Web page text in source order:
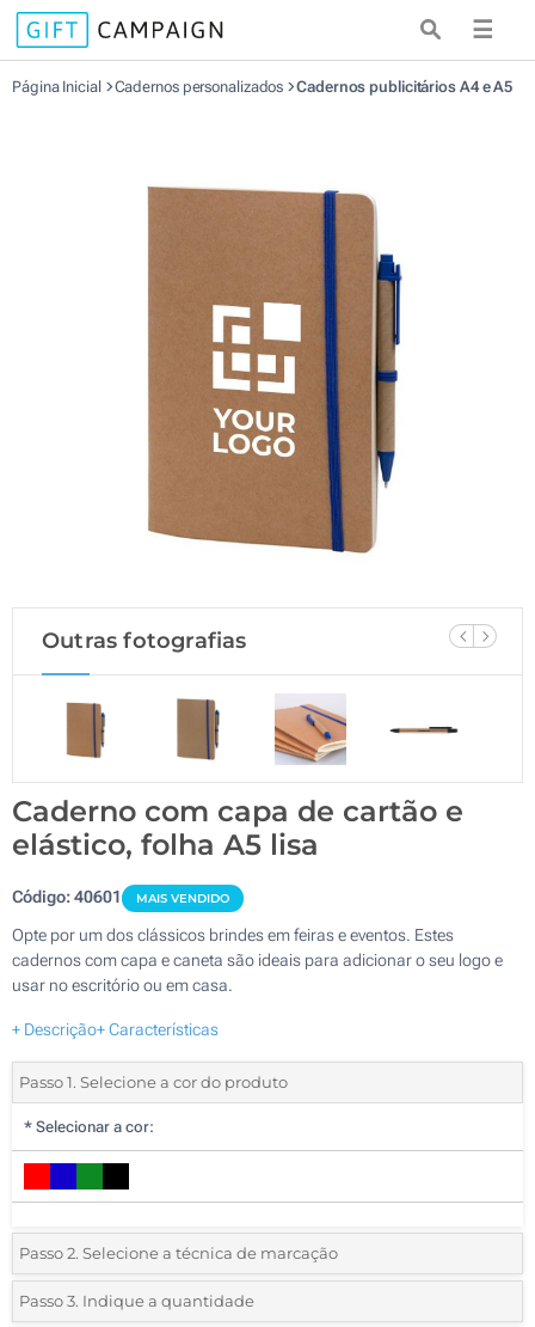
☰
Página Inicial Cadernos personalizados Cadernos publicitários A4 e A5
Outras fotografias
Caderno com capa de cartão e
elástico, folha A5 lisa
Código:40601 MAIS VENDIDO
Opte por um dos clássicos brindes em feiras e eventos. Estes
cadernos com capa e caneta são ideais para adicionar o seu logo e
usar no escritório ou em casa.
+ Descrição+ Características
Passo 1. Selecione a cor do produto
* Selecionar a cor:
Passo 2. Selecione a técnica de marcação
*Selecione o tipo de marcação e as cores do logotipo:
Passo 3. Indique a quantidade